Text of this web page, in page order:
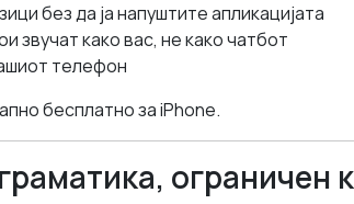
без да ја напуштите апликацијата
звучат како вас, не како чатбот
телефон
бесплатно за iPhone.
ограничен